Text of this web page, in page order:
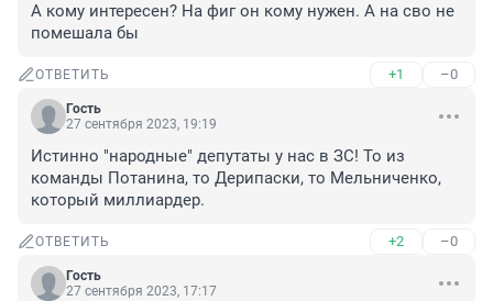
А кому интересен? На фиг он кому нужен. А на сво не
помешала бы
ОТВЕТИТЬ +1 –0
Гость
27 сентября 2023, 19:19
Истинно "народные" депутаты у нас в ЗС! То из
команды Потанина, то Дерипаски, то Мельниченко,
который миллиардер.
ОТВЕТИТЬ +2 –0
Гость
27 сентября 2023, 17:17